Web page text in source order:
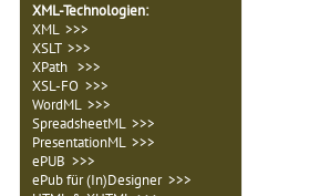
XML-Technologien:
XML >>>
XSLT >>>
XPath >>>
XSL-FO >>>
WordML >>>
SpreadsheetML >>>
PresentationML >>>
ePUB >>>
ePub für (In)Designer >>>